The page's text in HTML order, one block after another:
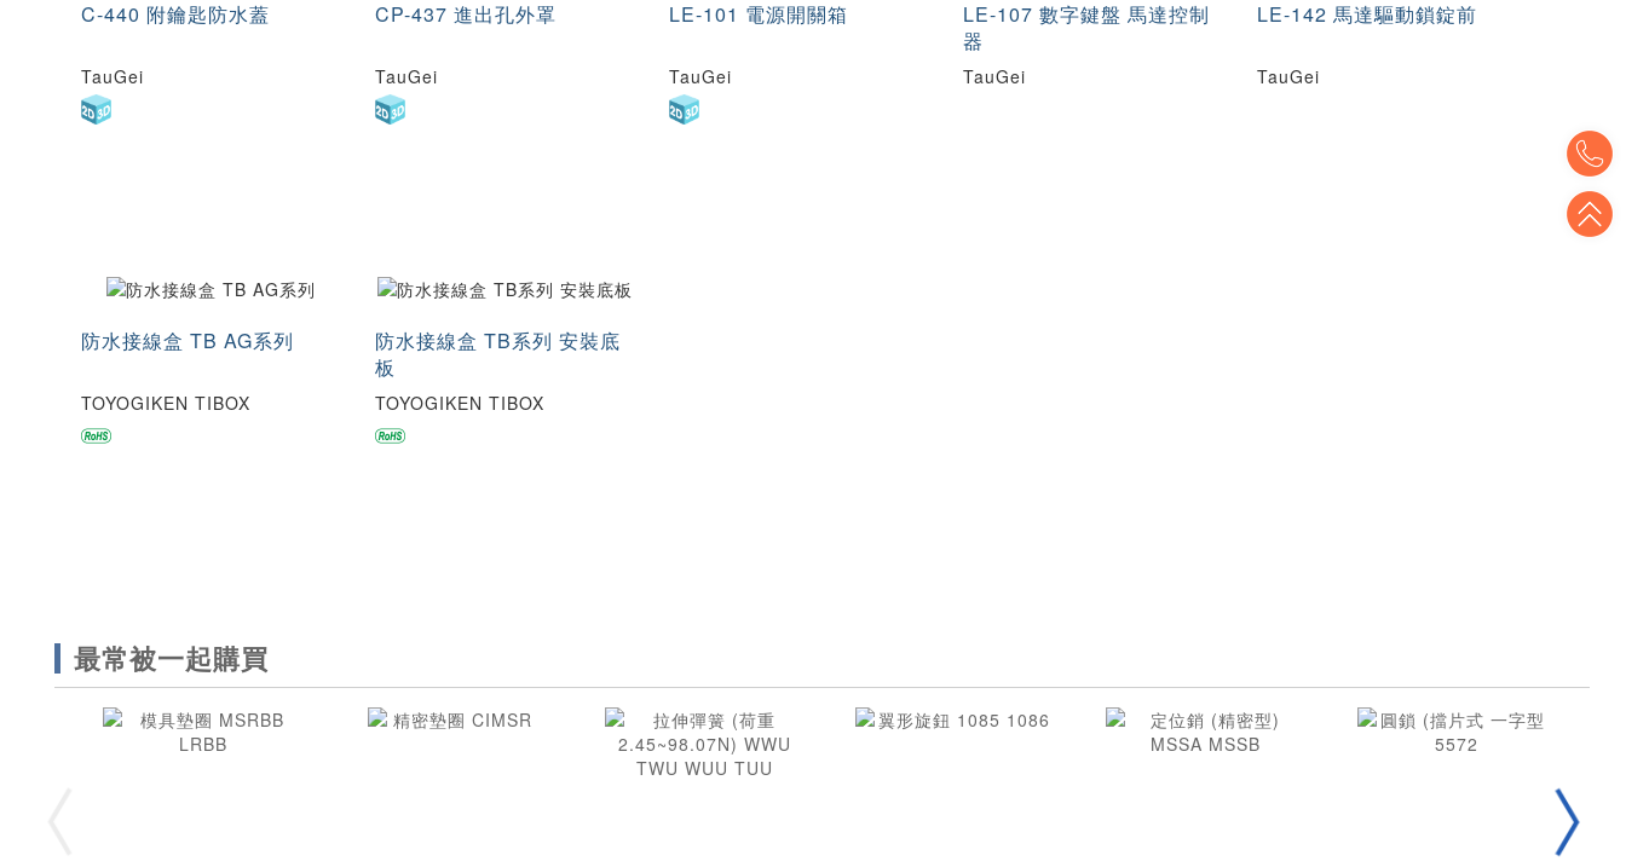
C-440 附鑰匙防水蓋
TauGei
CP-437 進出孔外罩
TauGei
LE-101 電源開關箱
TauGei
LE-107 數字鍵盤 馬達控制
器
TauGei
LE-142 馬達驅動鎖錠前
TauGei
防水接線盒 TB AG系列
TOYOGIKEN TIBOX
防水接線盒 TB系列 安裝底
板
TOYOGIKEN TIBOX
最常被一起購買